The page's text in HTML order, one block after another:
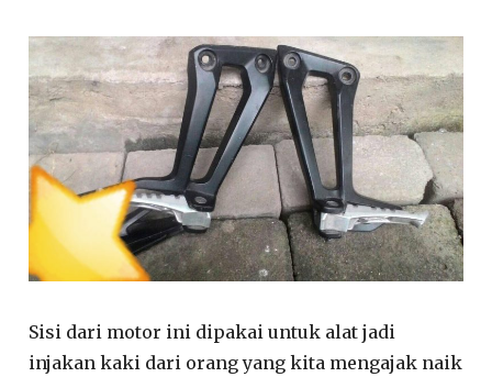
Sisi dari motor ini dipakai untuk alat jadi
injakan kaki dari orang yang kita mengajak naik